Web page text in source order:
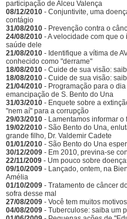
participação de Alceu Valença
08/12/2010 - Conjuntivite, uma
contágio
31/08/2010 - Prevenção contra o
24/08/2010 - A velocidade com que
saúde dele
21/08/2010 - Identifique a vítima de
conhecido como "derrame"
18/08/2010 - Cuide de sua visão:
18/08/2010 - Cuide de sua visão:
21/04/2010 - Programação para o
emancipação de S. Bento do Una
31/03/2010 - Enquete sobre a
"nem aí" para a corrupção
29/03/2010 - Lamentamos informar
19/02/2010 - São Bento do Una,
grande filho, Dr. Valdemir Cadete
01/01/2010 - São Bento do Una
30/12/2009 - Em 2010, previna-se
22/11/2009 - Um pouco sobre
09/10/2009 - Lançado, ontem, na
Amélia
01/10/2009 - Tratamento de câncer
sofra desse mal
27/08/2009 - Você tem muitos
04/08/2009 - Tuberculose: saiba um